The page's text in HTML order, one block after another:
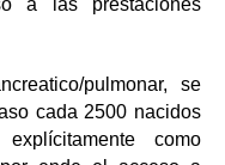
a las prestaciones
pulmonar, se
cada 2500 nacidos
como